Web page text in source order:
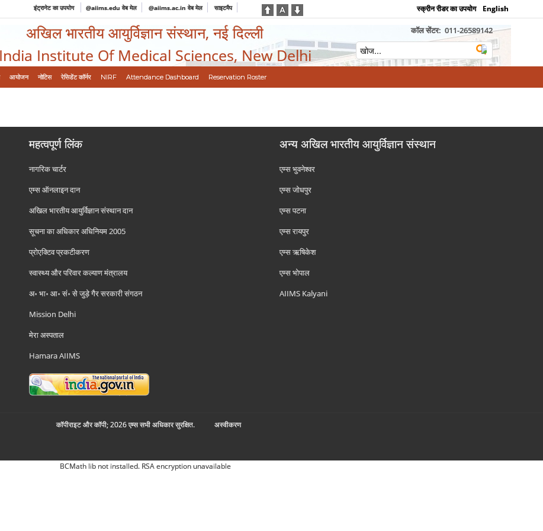
इंट्रानेट का उपयोग @aiims.edu वेब मेल @aiims.ac.in वेब मेल साइटमैप स्क्रीन रीडर का उपयोग English
अखिल भारतीय आयुर्विज्ञान संस्थान, नई दिल्ली
Institute Of Medical Sciences, New Delhi
कॉल सेंटर: 011-26589142
आयोजन नोटिस रेसिडेंट कॉर्नर NIRF Attendance Dashboard Reservation Roster
महत्वपूर्ण लिंक
नागरिक चार्टर
एम्स ऑनलाइन दान
अखिल भारतीय आयुर्विज्ञान संस्थान दान
सूचना का अधिकार अधिनियम 2005
प्रोएक्टिव प्रकटीकरण
स्वास्थ्य और परिवार कल्याण मंत्रालय
अ॰ भा॰ आ॰ सं॰ से जुड़े गैर सरकारी संगठन
Mission Delhi
मेरा अस्पताल
Hamara AIIMS
अन्य अखिल भारतीय आयुर्विज्ञान संस्थान
एम्‍स भुवनेश्वर
एम्‍स जोधपुर
एम्‍स पटना
एम्‍स रायपुर
एम्‍स ऋषिकेश
एम्‍स भोपाल
AIIMS Kalyani
कॉपीराइट और कॉपी; 2026 एम्स सभी अधिकार सुरक्षित. अस्‍वीकरण
BCMath lib not installed. RSA encryption unavailable